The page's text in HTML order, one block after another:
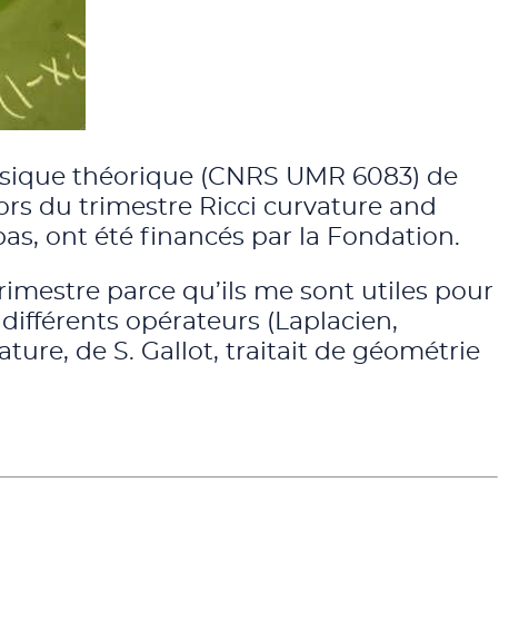
théorique (CNRS UMR 6083) de
du trimestre Ricci curvature and
ont été financés par la Fondation.
parce qu’ils me sont utiles pour
opérateurs (Laplacien,
de S. Gallot, traitait de géométrie